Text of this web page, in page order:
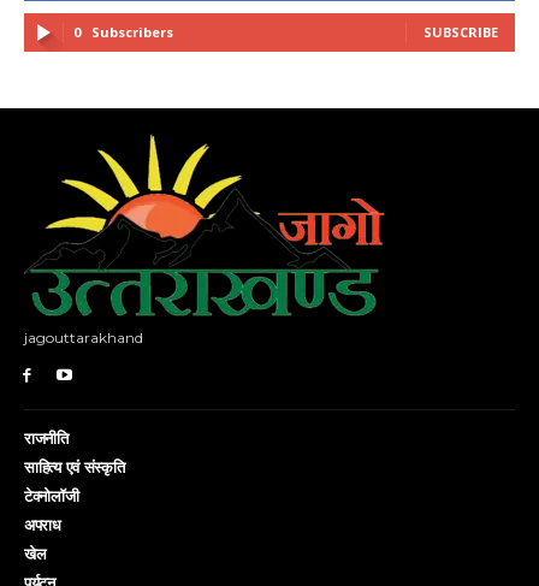
0 Subscribers SUBSCRIBE
jagouttarakhand
राजनीति
साहित्य एवं संस्कृति
टेक्नोलॉजी
अपराध
खेल